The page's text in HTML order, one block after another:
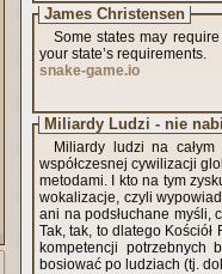
James Christensen
Some states may
your state’s requirements.
snake-game.io
Miliardy Ludzi - nie
Miliardy ludzi na
współczesnej cywilizacji
metodami. I kto na tym
wokalizacje, czyli
ani na podsłuchane myśli,
Tak, tak, to dlatego
kompetencji potrzebnych
bosiować po ludziach (tj.